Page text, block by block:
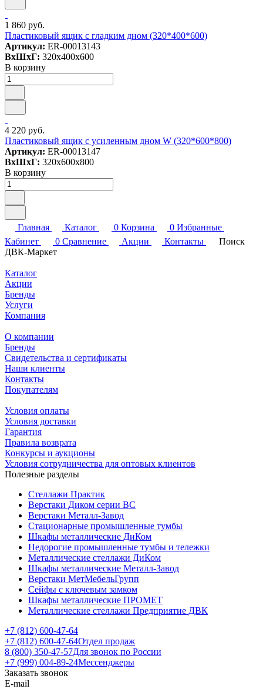
1 860 руб.
Пластиковый ящик с гладким дном (320*400*600)
Артикул: ER-00013143
ВxШxГ: 320x400x600
В корзину
4 220 руб.
Пластиковый ящик c усиленным дном W (320*600*800)
Артикул: ER-00013147
ВxШxГ: 320x600x800
В корзину
Главная Каталог 0 Корзина 0 Избранные
Кабинет
0 Сравнение Акции Контакты
Поиск
ДВК-Маркет
Каталог
Акции
Бренды
Услуги
Компания
О компании
Бренды
Свидетельства и сертификаты
Наши клиенты
Контакты
Покупателям
Условия оплаты
Условия доставки
Гарантия
Правила возврата
Конкурсы и аукционы
Условия сотрудничества для оптовых клиентов
Полезные разделы
Стеллажи Практик
Верстаки Диком серии ВС
Верстаки Металл-Завод
Стационарные промышленные тумбы
Шкафы металлические ДиКом
Недорогие промышленные тумбы и тележки
Металлические стеллажи ДиКом
Шкафы металлические Металл-Завод
Верстаки МетМебельГрупп
Сейфы с ключевым замком
Шкафы металлические ПРОМЕТ
Металлические стеллажи Предприятие ДВК
+7 (812) 600-47-64
+7 (812) 600-47-64Отдел продаж
8 (800) 350-47-57Для звонок по России
+7 (999) 004-89-24Мессенджеры
Заказать звонок
E-mail